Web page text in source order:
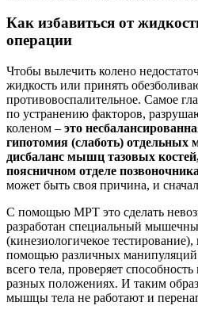
Как избавитьcя от
операции
Чтобы вылечить колено
жидкость или принять
противовоспалительное. Самое
по устранению факторов,
коленом – это
гипотомия (слаботь)
дисбаланс мышц тазовых
поясничном отделе позвоночника
может быть своя причина, и
С помощью МРТ это сделать
разработан специальный
(кинезиологичекое
помощью различных
всего тела, проверяет
разных положениях. И таким
мышцы тела не работают и